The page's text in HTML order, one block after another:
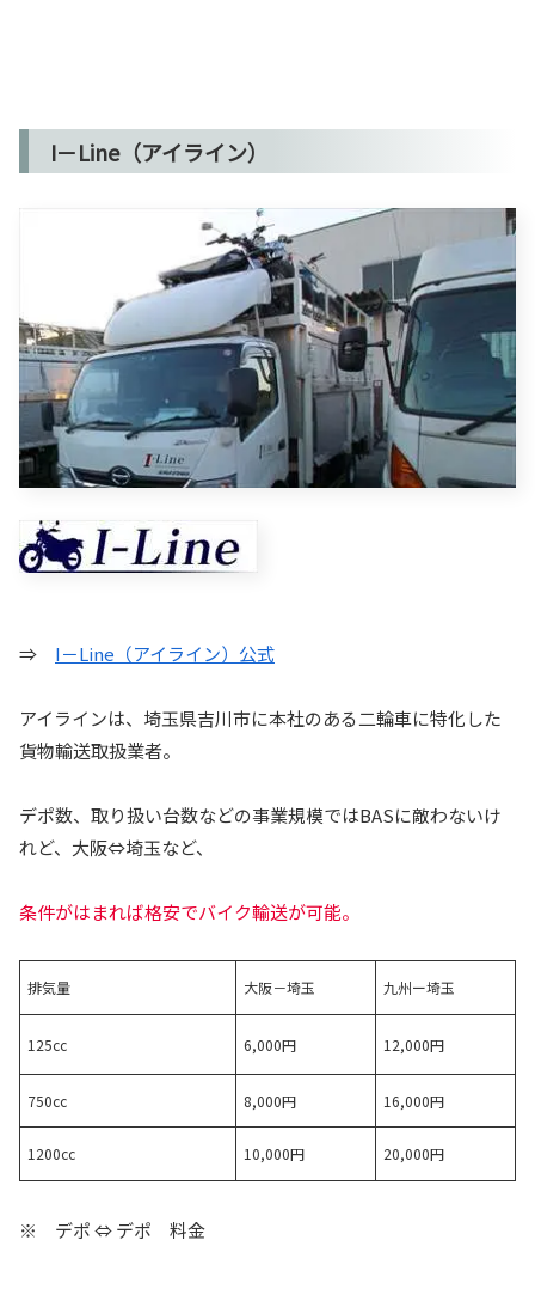
I－Line（アイライン）
⇒ I－Line（アイライン）公式
アイラインは、埼玉県吉川市に本社のある二輪車に特化した
貨物輸送取扱業者。
デポ数、取り扱い台数などの事業規模ではBASに敵わないけ
れど、大阪⇔埼玉など、
条件がはまれば格安でバイク輸送が可能。
排気量 大阪－埼玉 九州ー埼玉
125cc 6,000円 12,000円
750cc 8,000円 16,000円
1200cc 10,000円 20,000円
※ デポ ⇔ デポ 料金